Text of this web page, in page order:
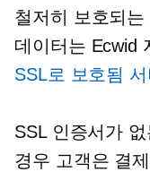
철저히 보호되
데이터는 Ecwid
SSL로 보호됨 서
SSL 인증서가
경우 고객은 결